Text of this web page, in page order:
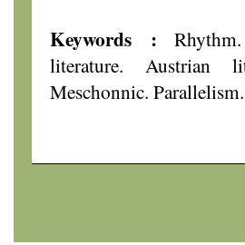
Keywords :
literature. Austrian
Meschonnic.